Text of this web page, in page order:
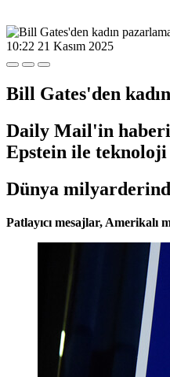
10:22 21 Kasım 2025
Bill Gates'den
Daily Mail'in
Epstein ile teknoloji
Dünya
Patlayıcı mesajlar, Amerikalı